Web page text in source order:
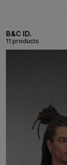
B&C ID.
11 products